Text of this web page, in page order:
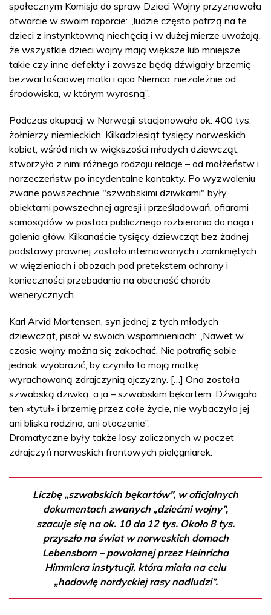
społecznym Komisja do spraw Dzieci Wojny przyznawała
otwarcie w swoim raporcie: „ludzie często patrzą na te
dzieci z instynktowną niechęcią i w dużej mierze uważają,
że wszystkie dzieci wojny mają większe lub mniejsze
takie czy inne defekty i zawsze będą dźwigały brzemię
bezwartościowej matki i ojca Niemca, niezależnie od
środowiska, w którym wyrosną”.
Podczas okupacji w Norwegii stacjonowało ok. 400 tys.
żołnierzy niemieckich. Kilkadziesiąt tysięcy norweskich
kobiet, wśród nich w większości młodych dziewcząt,
stworzyło z nimi różnego rodzaju relacje – od małżeństw i
narzeczeństw po incydentalne kontakty. Po wyzwoleniu
zwane powszechnie "szwabskimi dziwkami" były
obiektami powszechnej agresji i prześladowań, ofiarami
samosądów w postaci publicznego rozbierania do naga i
golenia głów. Kilkanaście tysięcy dziewcząt bez żadnej
podstawy prawnej zostało internowanych i zamkniętych
w więzieniach i obozach pod pretekstem ochrony i
konieczności przebadania na obecność chorób
wenerycznych.
Karl Arvid Mortensen, syn jednej z tych młodych
dziewcząt, pisał w swoich wspomnieniach: „Nawet w
czasie wojny można się zakochać. Nie potrafię sobie
jednak wyobrazić, by czyniło to moją matkę
wyrachowaną zdrajczynią ojczyzny. […] Ona została
szwabską dziwką, a ja – szwabskim bękartem. Dźwigała
ten «tytuł» i brzemię przez całe życie, nie wybaczyła jej
ani bliska rodzina, ani otoczenie”.
Dramatyczne były także losy zaliczonych w poczet
zdrajczyń norweskich frontowych pielęgniarek.
Liczbę „szwabskich bękartów”, w oficjalnych
dokumentach zwanych „dziećmi wojny”,
szacuje się na ok. 10 do 12 tys. Około 8 tys.
przyszło na świat w norweskich domach
Lebensborn – powołanej przez Heinricha
Himmlera instytucji, która miała na celu
„hodowlę nordyckiej rasy nadludzi”.